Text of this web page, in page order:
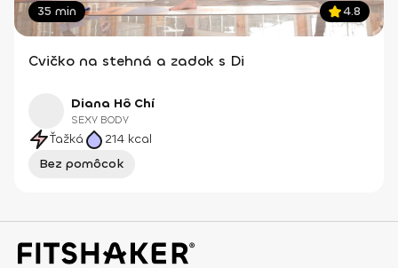
35 min 4.8
Cvičko na stehná a zadok s Di
Diana Hô Chí
SEXY BODY
Ťažká 214 kcal
Bez pomôcok